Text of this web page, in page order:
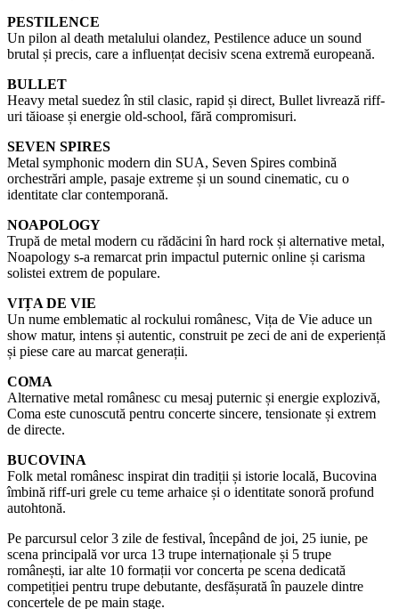
PESTILENCE
Un pilon al death metalului olandez, Pestilence aduce un sound
brutal și precis, care a influențat decisiv scena extremă europeană.
BULLET
Heavy metal suedez în stil clasic, rapid și direct, Bullet livrează riff-
uri tăioase și energie old-school, fără compromisuri.
SEVEN SPIRES
Metal symphonic modern din SUA, Seven Spires combină
orchestrări ample, pasaje extreme și un sound cinematic, cu o
identitate clar contemporană.
NOAPOLOGY
Trupă de metal modern cu rădăcini în hard rock și alternative metal,
Noapology s-a remarcat prin impactul puternic online și carisma
solistei extrem de populare.
VIȚA DE VIE
Un nume emblematic al rockului românesc, Vița de Vie aduce un
show matur, intens și autentic, construit pe zeci de ani de experiență
și piese care au marcat generații.
COMA
Alternative metal românesc cu mesaj puternic și energie explozivă,
Coma este cunoscută pentru concerte sincere, tensionate și extrem
de directe.
BUCOVINA
Folk metal românesc inspirat din tradiții și istorie locală, Bucovina
îmbină riff-uri grele cu teme arhaice și o identitate sonoră profund
autohtonă.
Pe parcursul celor 3 zile de festival, începând de joi, 25 iunie, pe
scena principală vor urca 13 trupe internaționale și 5 trupe
românești, iar alte 10 formații vor concerta pe scena dedicată
competiției pentru trupe debutante, desfășurată în pauzele dintre
concertele de pe main stage.